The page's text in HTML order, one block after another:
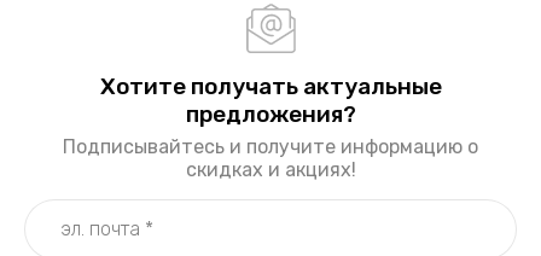
Хотите получать актуальные
предложения?
Подписывайтесь и получите информацию о
скидках и акциях!